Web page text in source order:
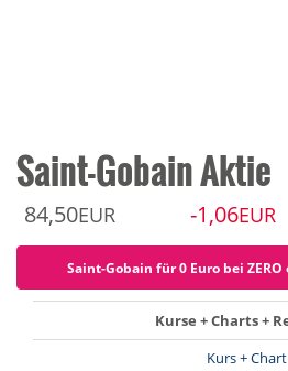
Saint-Gobain Aktie
84,50EUR -1,06EUR
Saint-Gobain für 0 Euro bei
Kurse + Charts +
Kurs + Chart